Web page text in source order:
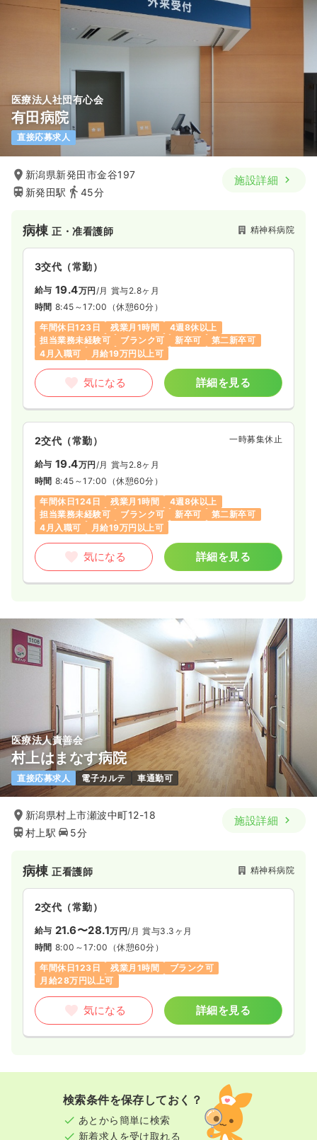
医療法人社団有心会
有田病院
直接応募求人
新潟県新発田市金谷197
新発田駅
45分
施設詳細
病棟正・准看護師 精神科病院
3交代（常勤）
給与 19.4万円 /月 賞与2.8ヶ月
時間 8:45～17:00 （休憩60分）
年間休日123日
残業月1時間
4週8休以上
担当業務未経験可
ブランク可 新卒可
第二新卒可
4月入職可
月給19万円以上可
気になる 詳細を見る
2交代（常勤） 一時募集休止
給与 19.4万円 /月 賞与2.8ヶ月
時間 8:45～17:00 （休憩60分）
年間休日124日
残業月1時間
4週8休以上
担当業務未経験可
ブランク可 新卒可
第二新卒可
4月入職可
月給19万円以上可
気になる 詳細を見る
医療法人責善会
村上はまなす病院
直接応募求人 電子カルテ 車通勤可
新潟県村上市瀬波中町12-18
村上駅
5分
施設詳細
病棟正看護師 精神科病院
2交代（常勤）
給与 21.6〜28.1万円/月 賞与3.3ヶ月
時間 8:00～17:00 （休憩60分）
年間休日123日
残業月1時間
ブランク可
月給28万円以上可
気になる 詳細を見る
検索条件を保存しておく？
あとから簡単に検索
新着求人を受け取れる